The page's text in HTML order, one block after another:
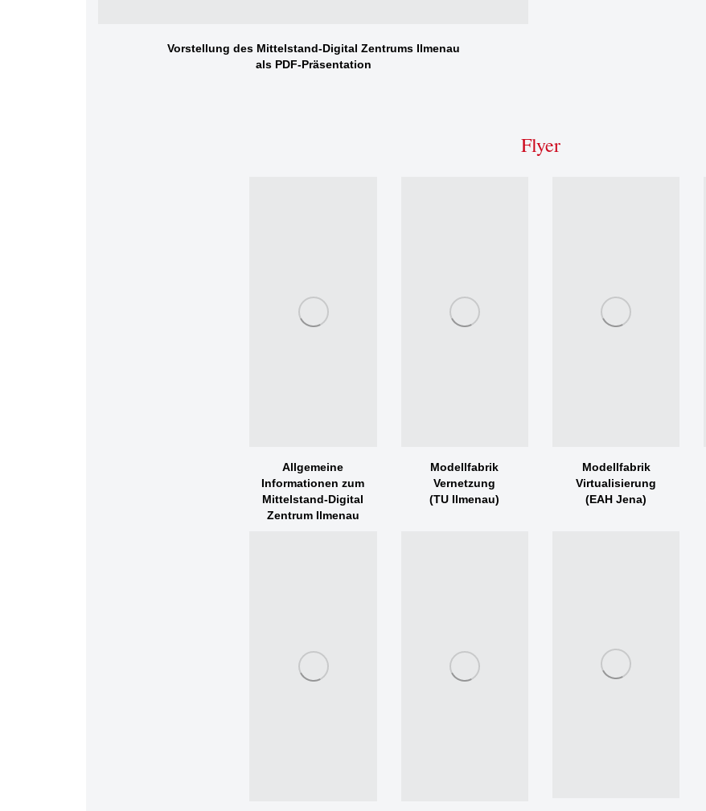
Vorstellung des Mittelstand-Digital Zentrums Ilmenau
als PDF-Präsentation
Flyer
Allgemeine
Informationen zum
Mittelstand-Digital
Zentrum Ilmenau
Modellfabrik
Vernetzung
(TU Ilmenau)
Modellfabrik
Virtualisierung
(EAH Jena)